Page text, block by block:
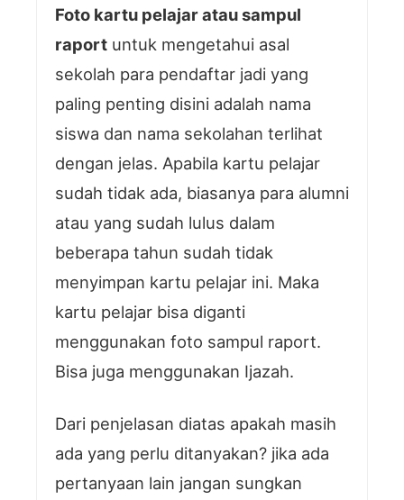
Foto kartu pelajar atau sampul
raport untuk mengetahui asal
sekolah para pendaftar jadi yang
paling penting disini adalah nama
siswa dan nama sekolahan terlihat
dengan jelas. Apabila kartu pelajar
sudah tidak ada, biasanya para alumni
atau yang sudah lulus dalam
beberapa tahun sudah tidak
menyimpan kartu pelajar ini. Maka
kartu pelajar bisa diganti
menggunakan foto sampul raport.
Bisa juga menggunakan Ijazah.
Dari penjelasan diatas apakah masih
ada yang perlu ditanyakan? jika ada
pertanyaan lain jangan sungkan